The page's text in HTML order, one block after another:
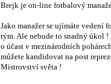
Brejk je on-line fotbalový
Jako manažer se ujímáte
tým. Ale nebude to snadný úkol
o účast v mezinárodních
můžete kandidovat na post
Mistrovství světa !